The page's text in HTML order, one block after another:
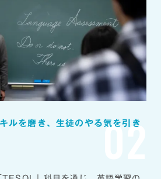
02
ルを磨き、生徒のやる気を引き